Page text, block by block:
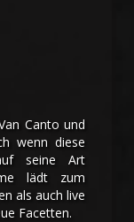
Canto und
wenn diese
seine Art
lädt zum
als auch live
Facetten.